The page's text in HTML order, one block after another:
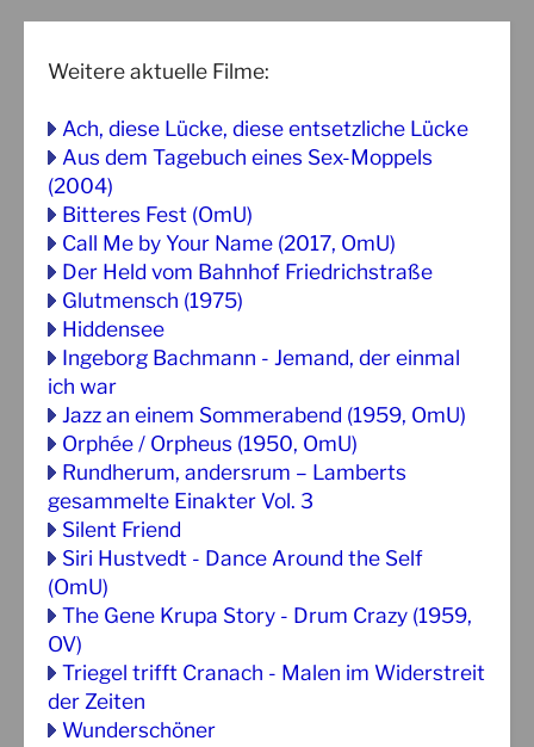
Weitere aktuelle Filme:
Ach, diese Lücke, diese entsetzliche Lücke
Aus dem Tagebuch eines Sex-Moppels
(2004)
Bitteres Fest (OmU)
Call Me by Your Name (2017, OmU)
Der Held vom Bahnhof Friedrichstraße
Glutmensch (1975)
Hiddensee
Ingeborg Bachmann - Jemand, der einmal
ich war
Jazz an einem Sommerabend (1959, OmU)
Orphée / Orpheus (1950, OmU)
Rundherum, andersrum – Lamberts
gesammelte Einakter Vol. 3
Silent Friend
Siri Hustvedt - Dance Around the Self
(OmU)
The Gene Krupa Story - Drum Crazy (1959,
OV)
Triegel trifft Cranach - Malen im Widerstreit
der Zeiten
Wunderschöner